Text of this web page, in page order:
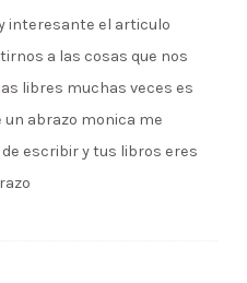
interesante el articulo
a las cosas que nos
libres muchas veces es
un abrazo monica me
escribir y tus libros eres